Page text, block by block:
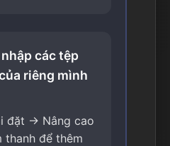
các tệp
riêng mình
đặt → Nâng cao
thanh để thêm